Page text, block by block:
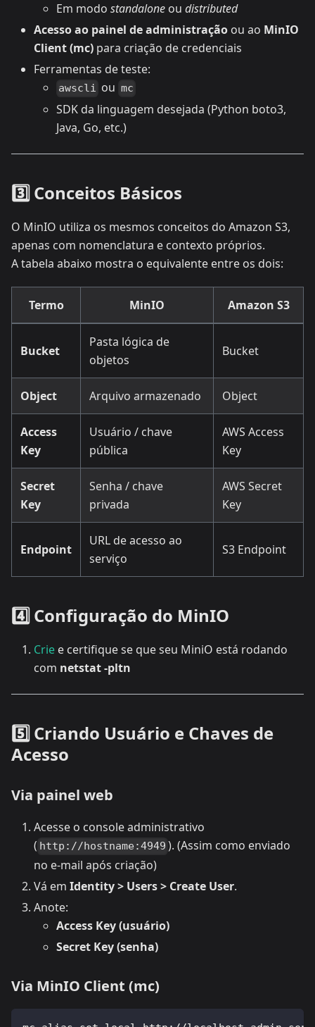
Em modo standalone ou distributed
Acesso ao painel de administração ou ao MinIO
Client (mc) para criação de credenciais
Ferramentas de teste:
awscli ou mc
SDK da linguagem desejada (Python boto3,
Java, Go, etc.)
3️⃣ Conceitos Básicos
O MinIO utiliza os mesmos conceitos do Amazon S3,
apenas com nomenclatura e contexto próprios.
A tabela abaixo mostra o equivalente entre os dois:
Termo MinIO Amazon S3
Bucket
Pasta lógica de
objetos
Bucket
Object Arquivo armazenado Object
Access
Key
Usuário / chave
pública
AWS Access
Key
Secret
Key
Senha / chave
privada
AWS Secret
Key
Endpoint
URL de acesso ao
serviço
S3 Endpoint
4️⃣ Configuração do MinIO
Crie e certifique se que seu MiniO está rodando
com netstat -pltn
5️⃣ Criando Usuário e Chaves de
Acesso
Via painel web
Acesse o console administrativo
( http://hostname:4949 ). (Assim como enviado
no e-mail após criação)
Vá em Identity > Users > Create User.
Anote:
Access Key (usuário)
Secret Key (senha)
Via MinIO Client (mc)